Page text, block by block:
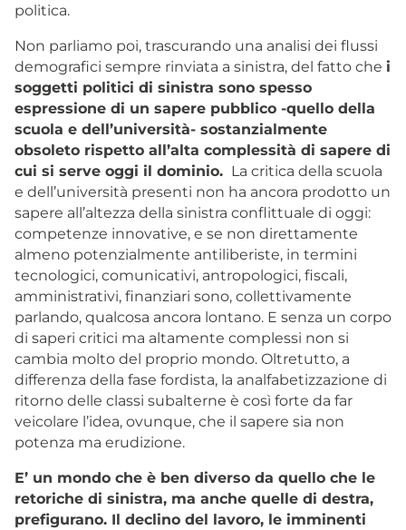
politica.
Non parliamo poi, trascurando una analisi dei flussi
demografici sempre rinviata a sinistra, del fatto che i
soggetti politici di sinistra sono spesso
espressione di un sapere pubblico -quello della
scuola e dell’università- sostanzialmente
obsoleto rispetto all’alta complessità di sapere di
cui si serve oggi il dominio. La critica della scuola
e dell’università presenti non ha ancora prodotto un
sapere all’altezza della sinistra conflittuale di oggi:
competenze innovative, e se non direttamente
almeno potenzialmente antiliberiste, in termini
tecnologici, comunicativi, antropologici, fiscali,
amministrativi, finanziari sono, collettivamente
parlando, qualcosa ancora lontano. E senza un corpo
di saperi critici ma altamente complessi non si
cambia molto del proprio mondo. Oltretutto, a
differenza della fase fordista, la analfabetizzazione di
ritorno delle classi subalterne è così forte da far
veicolare l’idea, ovunque, che il sapere sia non
potenza ma erudizione.
E’ un mondo che è ben diverso da quello che le
retoriche di sinistra, ma anche quelle di destra,
prefigurano. Il declino del lavoro, le imminenti